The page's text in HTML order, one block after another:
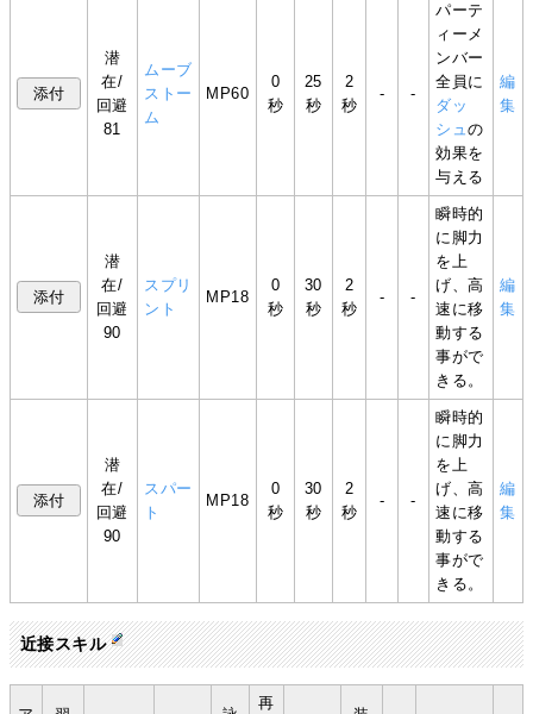
潜
在/
回避
81
ムーブ
ストー
ム
MP60
0
秒
25
秒
2
秒
- -
パーテ
ィーメ
ンバー
全員に
ダッ
シュの
効果を
与える
編
集
潜
在/
回避
90
スプリ
ント
MP18
0
秒
30
秒
2
秒
- -
瞬時的
に脚力
を上
げ、高
速に移
動する
事がで
きる。
編
集
潜
在/
回避
90
スパー
ト
MP18
0
秒
30
秒
2
秒
- -
瞬時的
に脚力
を上
げ、高
速に移
動する
事がで
きる。
編
集
近接スキル
再